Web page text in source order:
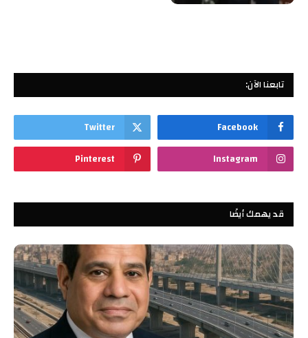
تابعنا الآن:
Facebook
Twitter
Instagram
Pinterest
قد يهمك أيضًا